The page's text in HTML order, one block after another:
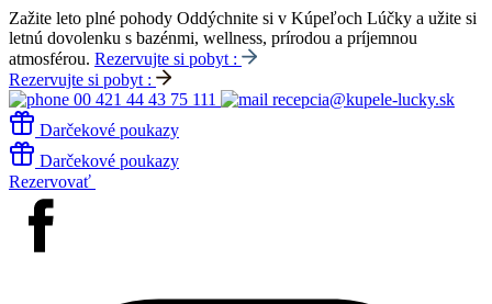
Zažite leto plné pohody Oddýchnite si v Kúpeľoch Lúčky a užite si
letnú dovolenku s bazénmi, wellness, prírodou a príjemnou
atmosférou. Rezervujte si pobyt :
Rezervujte si pobyt :
00 421 44 43 75 111
recepcia@kupele-lucky.sk
Darčekové poukazy
Darčekové poukazy
Rezervovať